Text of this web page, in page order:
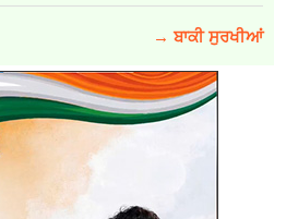
→ ਬਾਕੀ ਸੁਰਖੀਆਂ